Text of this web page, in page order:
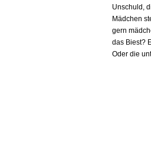
Unschuld,
Mädchen
gern
das Biest?
Oder die